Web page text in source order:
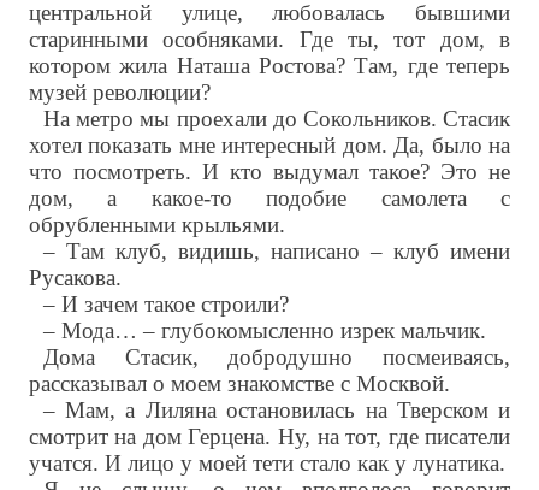
центральной улице, любовалась бывшими
старинными особняками. Где ты, тот дом, в
котором жила Наташа Ростова? Там, где теперь
музей революции?
На метро мы проехали до Сокольников. Стасик
хотел показать мне интересный дом. Да, было на
что посмотреть. И кто выдумал такое? Это не
дом, а какое-то подобие самолета с
обрубленными крыльями.
– Там клуб, видишь, написано – клуб имени
Русакова.
– И зачем такое строили?
– Мода… – глубокомысленно изрек мальчик.
Дома Стасик, добродушно посмеиваясь,
рассказывал о моем знакомстве с Москвой.
– Мам, а Лиляна остановилась на Тверском и
смотрит на дом Герцена. Ну, на тот, где писатели
учатся. И лицо у моей тети стало как у лунатика.